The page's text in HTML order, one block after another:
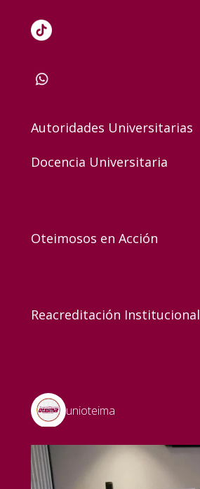
Autoridades Universitarias
Docencia Universitaria
Oteimosos en Acción
Reacreditación Institucional
unioteima